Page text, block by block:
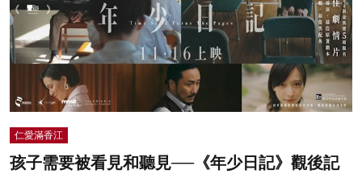
仁愛滿香江
孩子需要被看見和聽見──《年少日記》觀後記